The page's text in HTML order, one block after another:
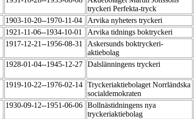
tryckeri Perfekta-tryck
1903-10-20--1970-11-04 Arvika nyheters tryckeri
1921-11-06--1934-10-01 Arvika tidnings boktryckeri
1917-12-21--1956-08-31
Askersunds boktryckeri-
aktiebolag
1928-01-04--1945-12-27 Dalslänningens tryckeri
1919-10-22--1976-02-14 Tryckeriaktiebolaget Norrländska
socialdemokraten
1930-09-12--1951-06-06 Bollnästidningens nya
tryckeriaktiebolag